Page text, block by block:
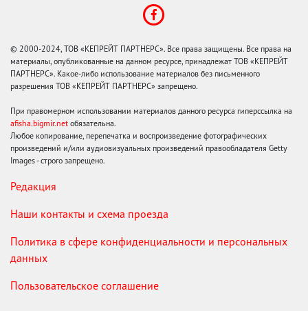
© 2000-2024, ТОВ «КЕПРЕЙТ ПАРТНЕРС». Все права защищены. Все права на
материалы, опубликованные на данном ресурсе, принадлежат ТОВ «КЕПРЕЙТ
ПАРТНЕРС». Какое-либо использование материалов без письменного
разрешения ТОВ «КЕПРЕЙТ ПАРТНЕРС» запрещено.
При правомерном использовании материалов данного ресурса гиперссылка на
afisha.bigmir.net обязательна.
Любое копирование, перепечатка и воспроизведение фотографических
произведений и/или аудиовизуальных произведений правообладателя Getty
Images - строго запрещено.
Редакция
Наши контакты и схема проезда
Политика в сфере конфиденциальности и персональных
данных
Пользовательское соглашение